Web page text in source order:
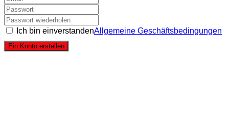
Ich bin einverstandenAllgemeine Geschäftsbedingungen
Ein Konto erstellen